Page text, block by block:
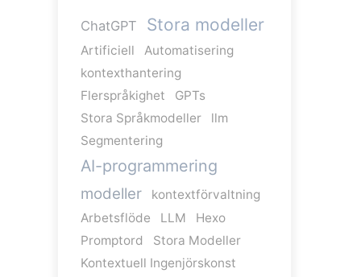
ChatGPT Stora modeller
Artificiell
Automatisering
kontexthantering
Flerspråkighet
GPTs
Stora Språkmodeller
llm
Segmentering
AI-programmering
modeller
kontextförvaltning
Arbetsflöde
LLM
Hexo
Promptord
Stora Modeller
Kontextuell Ingenjörskonst